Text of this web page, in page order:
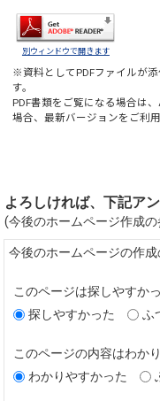
別ウィンドウで開きます
※資料としてPDFファイルが
す。
PDF書類をご覧になる場合は、
場合、最新バージョンをご利用